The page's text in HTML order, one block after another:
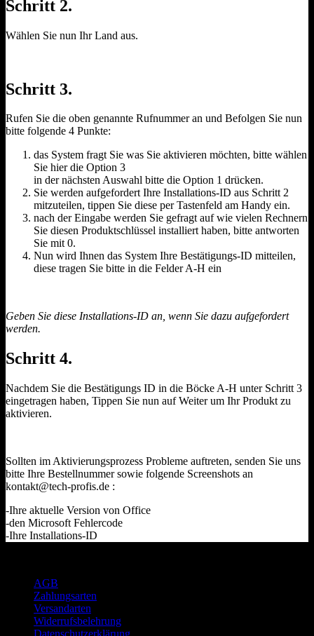
Schritt 2.
Wählen Sie nun Ihr Land aus.
Schritt 3.
Rufen Sie die oben genannte Rufnummer an und Befolgen Sie nun
bitte folgende 4 Punkte:
das System fragt Sie was Sie aktivieren möchten, bitte wählen
Sie hier die Option 3
in der nächsten Auswahl bitte die Option 1 drücken.
Sie werden aufgefordert Ihre Installations-ID aus Schritt 2
mitzuteilen, tippen Sie diese per Tastenfeld am Handy ein.
nach der Eingabe werden Sie gefragt auf wie vielen Rechnern
Sie diesen Produktschlüssel installiert haben, bitte antworten
Sie mit 0.
Nun wird Ihnen das System Ihre Bestätigungs-ID mitteilen,
diese tragen Sie bitte in die Felder A-H ein
Geben Sie diese Installations-ID an, wenn Sie dazu aufgefordert
werden.
Schritt 4.
Nachdem Sie die Bestätigungs ID in die Böcke A-H unter Schritt 3
eingetragen haben, Tippen Sie nun auf Weiter um Ihr Produkt zu
aktivieren.
Sollten im Aktivierungsprozess Probleme auftreten, senden Sie uns
bitte Ihre Bestellnummer sowie folgende Screenshots an
kontakt@tech-profis.de :
-Ihre aktuelle Version von Office
-den Microsoft Fehlercode
-Ihre Installations-ID
AGB
Zahlungsarten
Versandarten
Widerrufsbelehrung